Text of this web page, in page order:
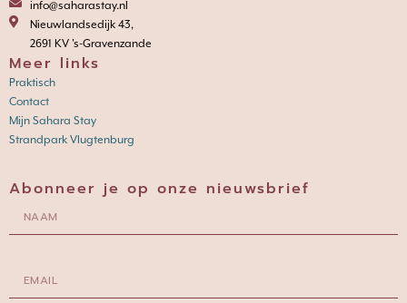
info@saharastay.nl
Nieuwlandsedijk 43,
2691 KV 's-Gravenzande
Meer links
Praktisch
Contact
Mijn Sahara Stay
Strandpark Vlugtenburg
Abonneer je op onze nieuwsbrief